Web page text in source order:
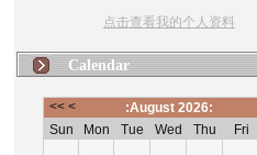
点击查看我的个人资料
Calendar